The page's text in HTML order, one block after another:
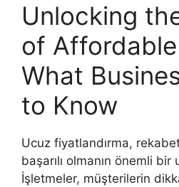
Unlocking
of
What
to Know
Ucuz fiyatlandırma,
başarılı olmanın önemli
İşletmeler, müşterilerin